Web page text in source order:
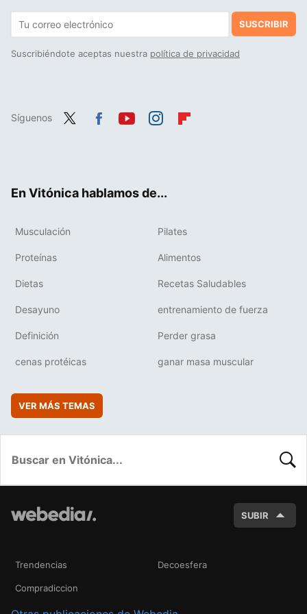
SUSCRIBIR
Suscribiéndote aceptas nuestra política de privacidad
Síguenos
En Vitónica hablamos de...
Musculación Pilates
Proteínas Alimentos
Dietas Recetas Saludables
Desayuno entrenamiento de fuerza
Definición Perder grasa
cenas protéicas ganar masa muscular
VER MÁS TEMAS
SUBIR
Trendencias Decoesfera
Compradiccion